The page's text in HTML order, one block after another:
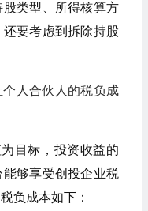
类型、所得核算方
要考虑到拆除持股
个人合伙人的税负成
目标，投资收益的
够享受创投企业税
负成本如下：